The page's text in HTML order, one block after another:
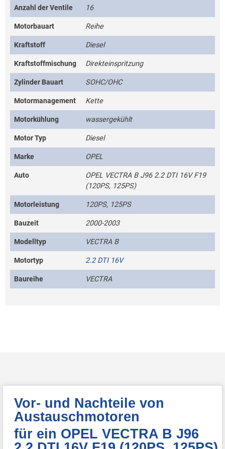
Anzahl der Ventile 16
Motorbauart Reihe
Kraftstoff Diesel
Kraftstoffmischung Direkteinspritzung
Zylinder Bauart SOHC/OHC
Motormanagement Kette
Motorkühlung wassergekühlt
Motor Typ Diesel
Marke OPEL
Auto
OPEL VECTRA B J96 2.2 DTI 16V F19
(120PS, 125PS)
Motorleistung 120PS, 125PS
Bauzeit 2000-2003
Modelltyp VECTRA B
Motortyp 2.2 DTI 16V
Baureihe VECTRA
Vor- und Nachteile von
Austauschmotoren
für ein OPEL VECTRA B J96